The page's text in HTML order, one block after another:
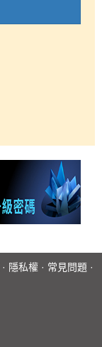
· 隱私權 · 常見問題 ·